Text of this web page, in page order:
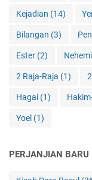
Kejadian (14)
Bilangan (3)
Ester (2)
2 Raja-Raja (1)
Hagai (1)
Yoel (1)
PERJANJIAN BARU